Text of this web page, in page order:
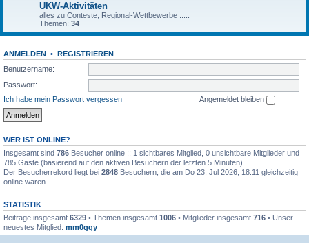
UKW-Aktivitäten
alles zu Conteste, Regional-Wettbewerbe .....
Themen: 34
ANMELDEN • REGISTRIEREN
Benutzername:
Passwort:
Ich habe mein Passwort vergessen
Angemeldet bleiben
WER IST ONLINE?
Insgesamt sind 786 Besucher online :: 1 sichtbares Mitglied, 0 unsichtbare Mitglieder und
785 Gäste (basierend auf den aktiven Besuchern der letzten 5 Minuten)
Der Besucherrekord liegt bei 2848 Besuchern, die am Do 23. Jul 2026, 18:11 gleichzeitig
online waren.
STATISTIK
Beiträge insgesamt 6329 • Themen insgesamt 1006 • Mitglieder insgesamt 716 • Unser
neuestes Mitglied: mm0gqy